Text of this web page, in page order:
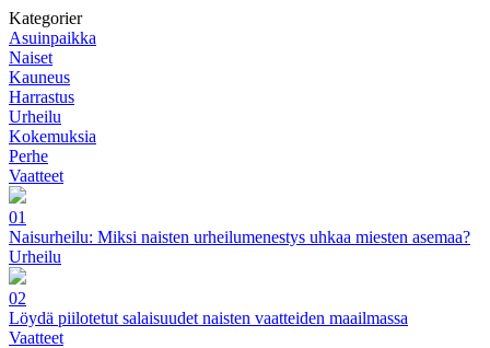
Kategorier
Asuinpaikka
Naiset
Kauneus
Harrastus
Urheilu
Kokemuksia
Perhe
Vaatteet
01
Naisurheilu: Miksi naisten urheilumenestys uhkaa miesten asemaa?
Urheilu
02
Löydä piilotetut salaisuudet naisten vaatteiden maailmassa
Vaatteet